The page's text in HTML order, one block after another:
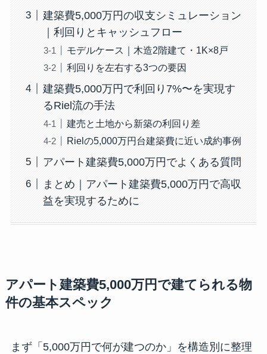
建築費5,000万円の収支シミュレーション
｜利回りとキャッシュフロー
モデルケース｜木造2階建て・1K×8戸
利回りを左右する3つの要因
建築費5,000万円で利回り7%〜を実現す
るRiel流の手法
建売と土地から新築の利回り差
Rielの5,000万円台建築費に近い成約事例
アパート建築費5,000万円でよくある質問
まとめ｜アパート建築費5,000万円で高収
益を実現するために
アパート建築費5,000万円で建てられる物
件の基本スペック
まず「5,000万円で何が建つのか」を構造別に整理